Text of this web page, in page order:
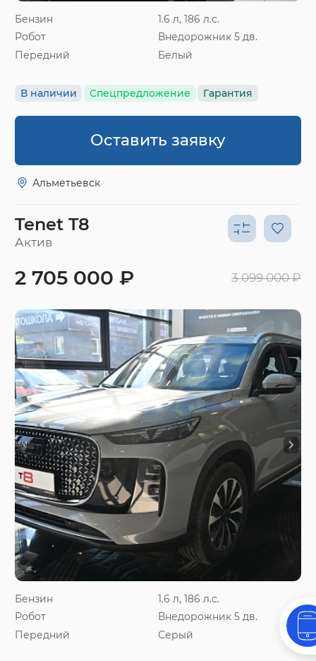
Бензин
1.6 л, 186 л.с.
Робот
Внедорожник 5 дв.
Передний
Белый
В наличии Спецпредложение Гарантия
Оставить заявку
Альметьевск
Tenet T8
Актив
Бензин
1.6 л, 186 л.с.
Робот
Внедорожник 5 дв.
Передний
Серый
2 705 000 ₽ 3 099 000 ₽